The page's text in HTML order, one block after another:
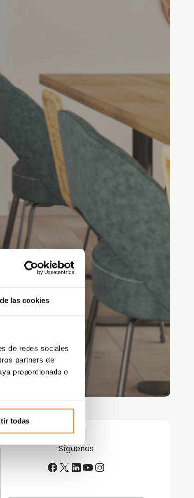
las cookies
de redes sociales
partners de
proporcionado o
todas
Síguenos
Facebook
X LinkedIn
YouTube
Instagram